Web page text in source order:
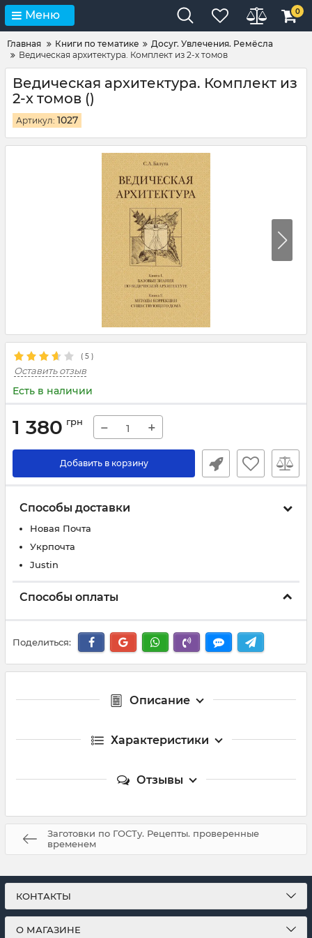
Меню 0
Главная Книги по тематике
Досуг. Увлечения. Ремёсла
Ведическая архитектура. Комплект из 2-х томов
Ведическая архитектура. Комплект из
2-х томов ()
Артикул: 1027
( 5 )
Оставить отзыв
Есть в наличии
1 380 грн − +
Добавить в корзину
Способы доставки
Новая Почта
Укрпочта
Justin
Способы оплаты
Поделиться:
Описание
Характеристики
Отзывы
Заготовки по ГОСТу. Рецепты. проверенные
временем
КОНТАКТЫ
О МАГАЗИНЕ